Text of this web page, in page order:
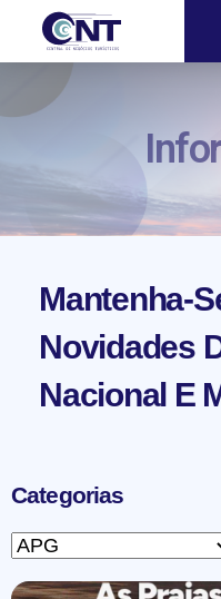
Mantenha-
Novidades
Nacional E
Categorias